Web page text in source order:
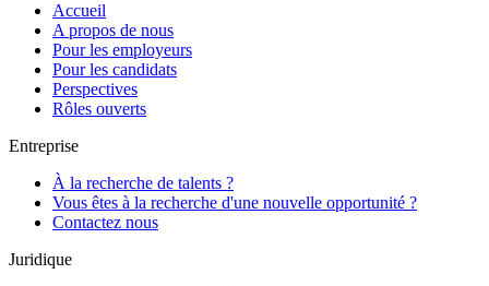
Accueil
A propos de nous
Pour les employeurs
Pour les candidats
Perspectives
Rôles ouverts
Entreprise
À la recherche de talents ?
Vous êtes à la recherche d'une nouvelle opportunité ?
Contactez nous
Juridique